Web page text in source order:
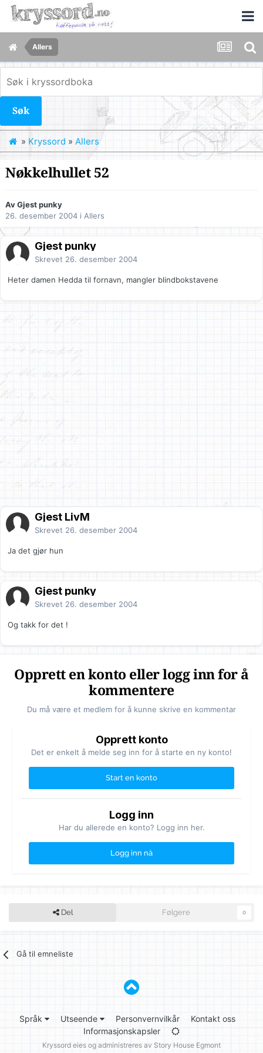
Allers
Søk
» Kryssord » Allers
Nøkkelhullet 52
Av Gjest punky
26. desember 2004 i Allers
Gjest punky
Skrevet 26. desember 2004
Heter damen Hedda til fornavn, mangler blindbokstavene
Gjest LivM
Skrevet 26. desember 2004
Ja det gjør hun
Gjest punky
Skrevet 26. desember 2004
Og takk for det !
Opprett en konto eller logg inn for å
kommentere
Du må være et medlem for å kunne skrive en kommentar
Opprett konto
Det er enkelt å melde seg inn for å starte en ny konto!
Start en konto
Logg inn
Har du allerede en konto? Logg inn her.
Logg inn nå
Del Følgere 0
Gå til emneliste
Språk Utseende Personvernvilkår
Kontakt oss
Informasjonskapsler
Kryssord eies og administreres av Story House Egmont